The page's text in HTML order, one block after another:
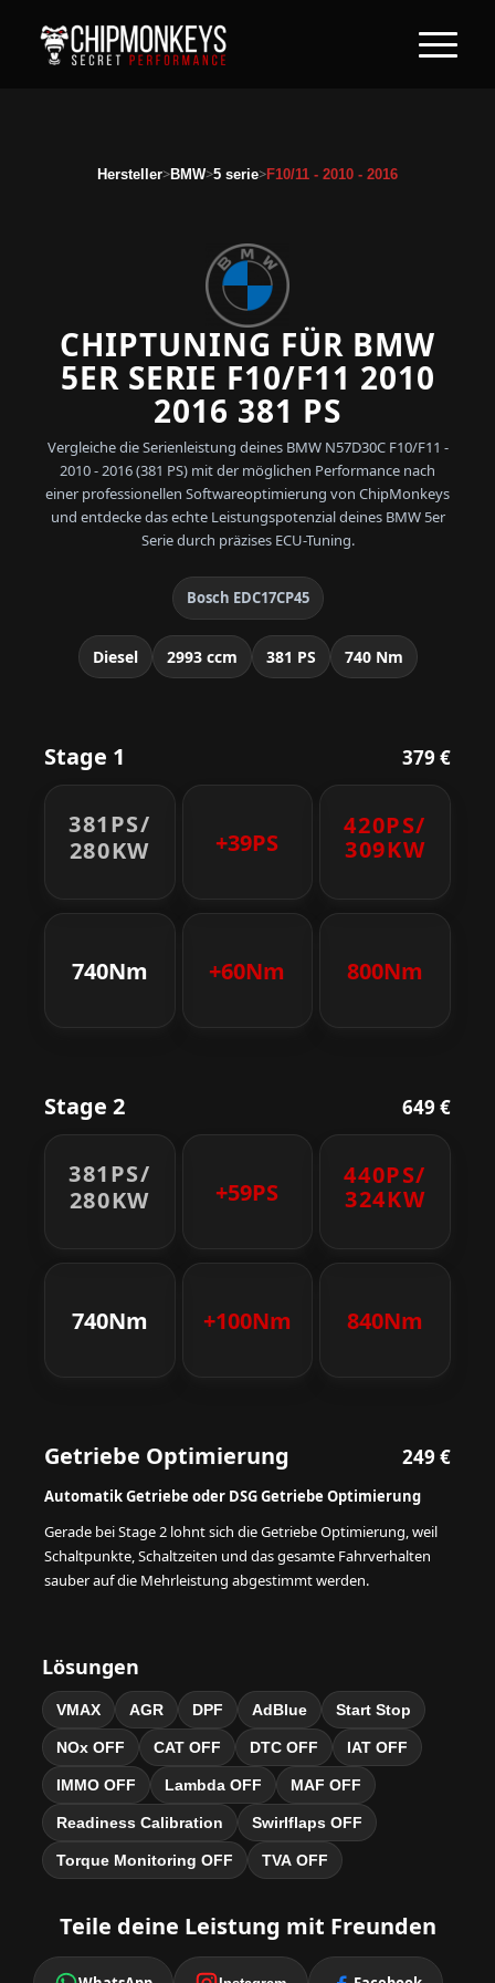
Hersteller>BMW>5 serie>F10/11 - 2010 - 2016
CHIPTUNING FÜR BMW
5ER SERIE F10/F11 2010
2016 381 PS
Vergleiche die Serienleistung deines BMW N57D30C F10/F11 -
2010 - 2016 (381 PS) mit der möglichen Performance nach
einer professionellen Softwareoptimierung von ChipMonkeys
und entdecke das echte Leistungspotenzial deines BMW 5er
Serie durch präzises ECU-Tuning.
Bosch EDC17CP45
Diesel 2993 ccm 381 PS 740 Nm
Stage 1 379 €
381PS/
280KW
+39PS
420PS/
309KW
740Nm +60Nm 800Nm
Stage 2 649 €
381PS/
280KW
+59PS
440PS/
324KW
740Nm +100Nm 840Nm
Getriebe Optimierung 249 €
Automatik Getriebe oder DSG Getriebe Optimierung
Gerade bei Stage 2 lohnt sich die Getriebe Optimierung, weil
Schaltpunkte, Schaltzeiten und das gesamte Fahrverhalten
sauber auf die Mehrleistung abgestimmt werden.
Lösungen
VMAX AGR DPF AdBlue Start Stop
NOx OFF CAT OFF DTC OFF IAT OFF
IMMO OFF Lambda OFF MAF OFF
Readiness Calibration Swirlflaps OFF
Torque Monitoring OFF TVA OFF
Teile deine Leistung mit Freunden